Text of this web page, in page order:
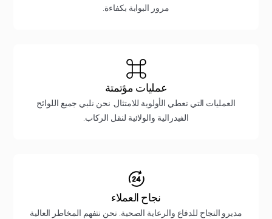
مرور البوابة بكفاءة.
عمليات مؤتمتة
العمليات التي تعطي الأولوية للامتثال. نحن نلبي جميع اللوائح
الفيدرالية والولائية لنقل الركاب.
نجاح العملاء
مديرو النجاح للدفاع والرعاية الصحية. نحن نتفهم المخاطر العالية